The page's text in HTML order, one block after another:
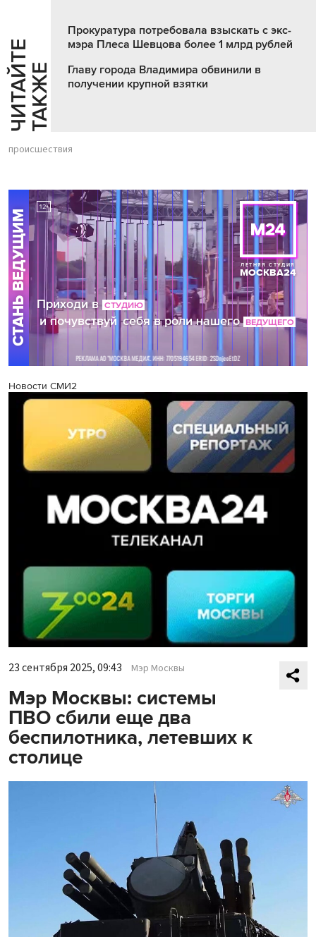
Ч
И
Т
АЙ
Т
Е
Т
А
К
ЖЕ
Прокуратура потребовала взыскать с экс-
мэра Плеса Шевцова более 1 млрд рублей
Главу города Владимира обвинили в
получении крупной взятки
происшествия
Новости СМИ2
23 сентября 2025, 09:43 Мэр Москвы
Мэр Москвы: системы
ПВО сбили еще два
беспилотника, летевших к
столице